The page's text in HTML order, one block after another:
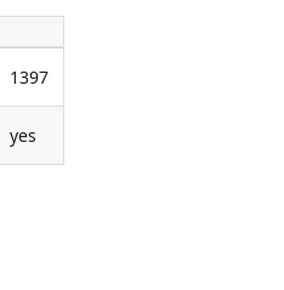
1397
yes